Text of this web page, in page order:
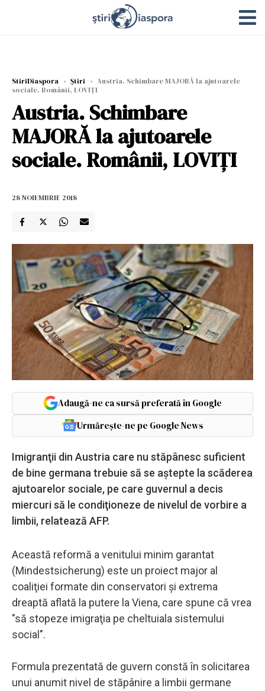
StiriDiaspora › Știri › Austria. Schimbare MAJORĂ la ajutoarele
sociale. Românii, LOVIȚI
Austria. Schimbare
MAJORĂ la ajutoarele
sociale. Românii, LOVIȚI
28 NOIEMBRIE 2018
Adaugă-ne ca sursă preferată în Google
Urmărește-ne pe Google News
Imigranţii din Austria care nu stăpânesc suficient
de bine germana trebuie să se aştepte la scăderea
ajutoarelor sociale, pe care guvernul a decis
miercuri să le condiţioneze de nivelul de vorbire a
limbii, relatează AFP.
Această reformă a venitului minim garantat
(Mindestsicherung) este un proiect major al
coaliţiei formate din conservatori şi extrema
dreaptă aflată la putere la Viena, care spune că vrea
"să stopeze imigraţia pe cheltuiala sistemului
social".
Formula prezentată de guvern constă în solicitarea
unui anumit nivel de stăpânire a limbii germane